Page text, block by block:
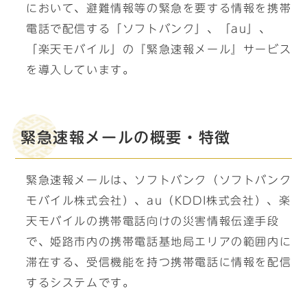
において、避難情報等の緊急を要する情報を携帯
電話で配信する「ソフトバンク」、「au」、
「楽天モバイル」の『緊急速報メール』サービス
を導入しています。
緊急速報メールの概要・特徴
緊急速報メールは、ソフトバンク（ソフトバンク
モバイル株式会社）、au（KDDI株式会社）、楽
天モバイルの携帯電話向けの災害情報伝達手段
で、姫路市内の携帯電話基地局エリアの範囲内に
滞在する、受信機能を持つ携帯電話に情報を配信
するシステムです。